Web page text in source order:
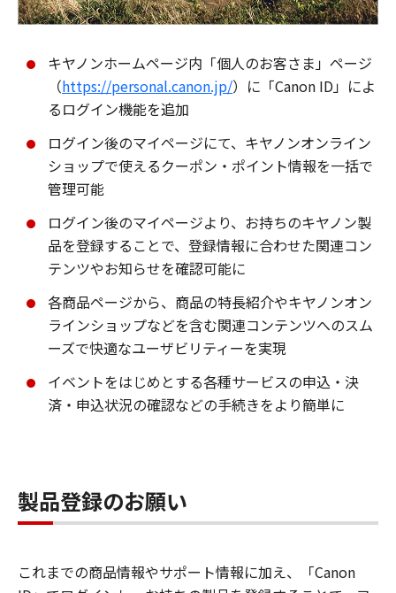
キヤノンホームページ内「個人のお客さま」ページ
（https://personal.canon.jp/）に「Canon ID」によ
るログイン機能を追加
ログイン後のマイページにて、キヤノンオンライン
ショップで使えるクーポン・ポイント情報を一括で
管理可能
ログイン後のマイページより、お持ちのキヤノン製
品を登録することで、登録情報に合わせた関連コン
テンツやお知らせを確認可能に
各商品ページから、商品の特長紹介やキヤノンオン
ラインショップなどを含む関連コンテンツへのスム
ーズで快適なユーザビリティーを実現
イベントをはじめとする各種サービスの申込・決
済・申込状況の確認などの手続きをより簡単に
製品登録のお願い
これまでの商品情報やサポート情報に加え、「Canon